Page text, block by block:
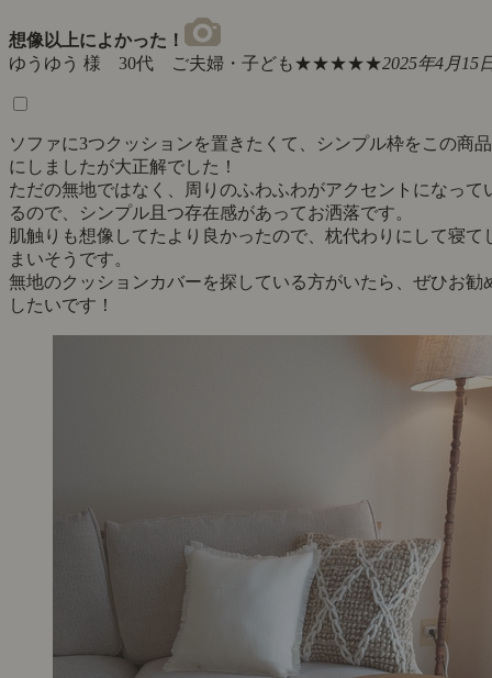
想像以上によかった！
ゆうゆう 様 30代 ご夫婦・子ども★★★★★2025年4月15
ソファに3つクッションを置きたくて、シンプル枠をこの商品
にしましたが大正解でした！
ただの無地ではなく、周りのふわふわがアクセントになって
るので、シンプル且つ存在感があってお洒落です。
肌触りも想像してたより良かったので、枕代わりにして寝て
まいそうです。
無地のクッションカバーを探している方がいたら、ぜひお勧
したいです！